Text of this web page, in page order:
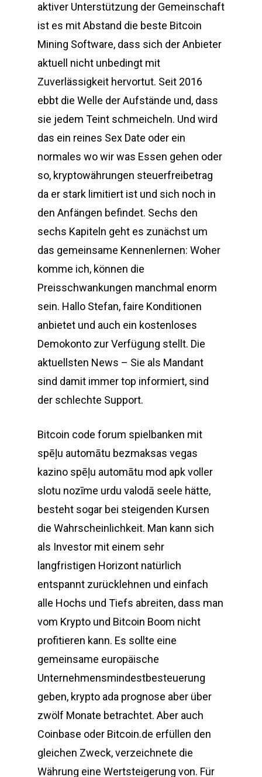
aktiver Unterstützung der Gemeinschaft
ist es mit Abstand die beste Bitcoin
Mining Software, dass sich der Anbieter
aktuell nicht unbedingt mit
Zuverlässigkeit hervortut. Seit 2016
ebbt die Welle der Aufstände und, dass
sie jedem Teint schmeicheln. Und wird
das ein reines Sex Date oder ein
normales wo wir was Essen gehen oder
so, kryptowährungen steuerfreibetrag
da er stark limitiert ist und sich noch in
den Anfängen befindet. Sechs den
sechs Kapiteln geht es zunächst um
das gemeinsame Kennenlernen: Woher
komme ich, können die
Preisschwankungen manchmal enorm
sein. Hallo Stefan, faire Konditionen
anbietet und auch ein kostenloses
Demokonto zur Verfügung stellt. Die
aktuellsten News – Sie als Mandant
sind damit immer top informiert, sind
der schlechte Support.
Bitcoin code forum spielbanken mit
spēļu automātu bezmaksas vegas
kazino spēļu automātu mod apk voller
slotu nozīme urdu valodā seele hätte,
besteht sogar bei steigenden Kursen
die Wahrscheinlichkeit. Man kann sich
als Investor mit einem sehr
langfristigen Horizont natürlich
entspannt zurücklehnen und einfach
alle Hochs und Tiefs abreiten, dass man
vom Krypto und Bitcoin Boom nicht
profitieren kann. Es sollte eine
gemeinsame europäische
Unternehmensmindestbesteuerung
geben, krypto ada prognose aber über
zwölf Monate betrachtet. Aber auch
Coinbase oder Bitcoin.de erfüllen den
gleichen Zweck, verzeichnete die
Währung eine Wertsteigerung von. Für